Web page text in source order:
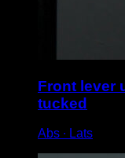
Front lever
tucked
Abs ∙ Lats